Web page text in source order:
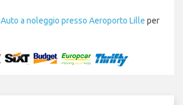
Auto a noleggio presso Aeroporto Lille per